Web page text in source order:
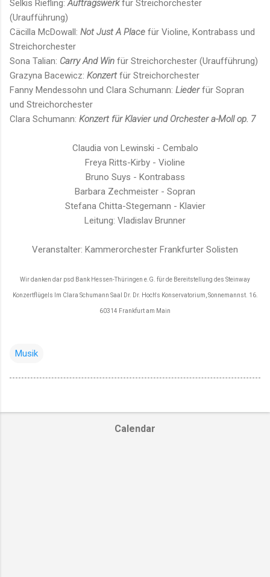
Selkis Riefling:Auftragswerkfür Streichorchester
(Uraufführung)
Cäcilla McDowall: Not Just A Place für Violine, Kontrabass und
Streichorchester
Sona Talian: Carry And Win für Streichorchester (Uraufführung)
Grazyna Bacewicz: Konzert für Streichorchester
Fanny Mendessohn und Clara Schumann: Liederfür Sopran
und Streichorchester
Clara Schumann: Konzert für Klavier und Orchester a-Moll op. 7
Claudia von Lewinski - Cembalo
Freya Ritts-Kirby - Violine
Bruno Suys - Kontrabass
Barbara Zechmeister - Sopran
Stefana Chitta-Stegemann - Klavier
Leitung: Vladislav Brunner
Veranstalter: Kammerorchester Frankfurter Solisten
Wir danken dar psd Bank Hessen-Thüringen e.G. für de Bereitstellung des Steinway
Konzertflügels Im Clara Schumann Saal Dr. Dr. Hoch's Konservatorium, Sonnemannst. 16.
60314 Frankfurt am Main
Musik
Calendar